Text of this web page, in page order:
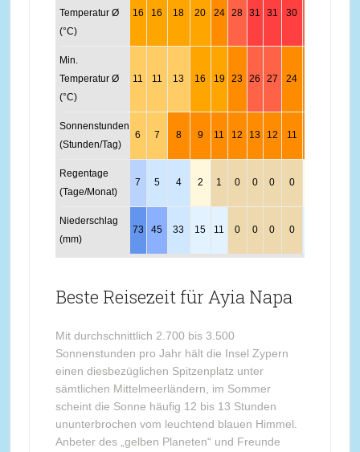
Temperatur Ø
(°C)
16 16 18 20 24 28 31 31 30
Min.
Temperatur Ø
(°C)
11 11 13 16 19 23 26 27 24
Sonnenstunden
(Stunden/Tag)
6 7 8 9 11 12 13 12 11
Regentage
(Tage/Monat)
7 5 4 2 1 0 0 0 0
Niederschlag
(mm)
73 45 33 15 11 0 0 0 0
Beste Reisezeit für Ayia Napa
Mit durchschnittlich 2.700 bis 3.500
Sonnenstunden pro Jahr hält die Insel Zypern
einen diesbezüglichen Spitzenplatz unter
sämtlichen Mittelmeerländern, im Sommer
scheint die Sonne häufig 12 bis 13 Stunden
ununterbrochen vom leuchtend blauen Himmel.
Anbeter des „gelben Planeten“ und Freunde